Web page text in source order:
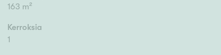
163 m²
Kerroksia
1